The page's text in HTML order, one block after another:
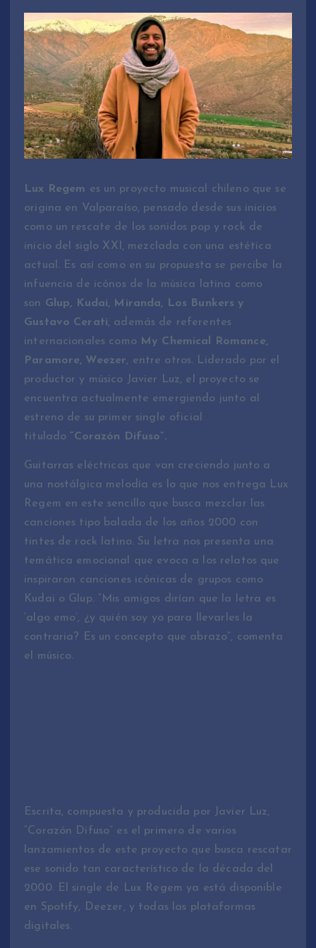
Lux Regem es un proyecto musical chileno que se
origina en Valparaíso, pensado desde sus inicios
como un rescate de los sonidos pop y rock de
inicio del siglo XXI, mezclada con una estética
actual. Es así como en su propuesta se percibe la
infuencia de icónos de la música latina como
son Glup, Kudai, Miranda, Los Bunkers y
Gustavo Cerati, además de referentes
internacionales como
My Chemical Romance,
Paramore, Weezer, entre otros. Liderado por el
productor y músico Javier Luz, el proyecto se
encuentra actualmente emergiendo junto al
estreno de su primer single oficial
titulado“Corazón Difuso”.
Guitarras eléctricas que van creciendo junto a
una nostálgica melodía es lo que nos entrega Lux
Regem en este sencillo que busca mezclar las
canciones tipo balada de los años 2000 con
tintes de rock latino. Su letra nos presenta una
temática emocional que evoca a los relatos que
inspiraron canciones icónicas de grupos como
Kudai o Glup. “Mis amigos dirían que la letra es
‘algo emo’, ¿y quién soy yo para llevarles la
contraria? Es un concepto que abrazo”, comenta
el músico.
Escrita, compuesta y producida por Javier Luz,
“Corazón Difuso” es el primero de varios
lanzamientos de este proyecto que busca rescatar
ese sonido tan característico de la década del
2000. El single de Lux Regem ya está disponible
en Spotify, Deezer, y todas las plataformas
digitales.